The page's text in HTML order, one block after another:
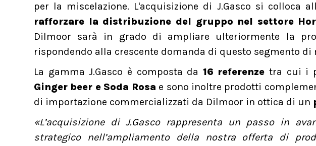
per la miscelazione. L'acquisizione di J.Gasco si colloca
rafforzare la distribuzione del gruppo nel settore
Dilmoor sarà in grado di ampliare ulteriormente la
rispondendo alla crescente domanda di questo segmento di
La gamma J.Gasco è composta da 16 referenze tra cui i
Ginger beer e Soda Rosa e sono inoltre prodotti
di importazione commercializzati da Dilmoor in ottica di un
«L’acquisizione di J.Gasco rappresenta un passo in
strategico nell’ampliamento della nostra offerta di